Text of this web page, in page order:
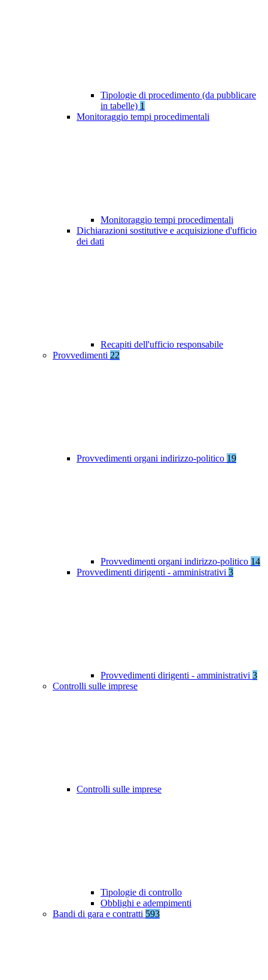
Tipologie di procedimento (da pubblicare
in tabelle) 1
Monitoraggio tempi procedimentali
Monitoraggio tempi procedimentali
Dichiarazioni sostitutive e acquisizione d'ufficio
dei dati
Recapiti dell'ufficio responsabile
Provvedimenti 22
Provvedimenti organi indirizzo-politico 19
Provvedimenti organi indirizzo-politico 14
Provvedimenti dirigenti - amministrativi 3
Provvedimenti dirigenti - amministrativi 3
Controlli sulle imprese
Controlli sulle imprese
Tipologie di controllo
Obblighi e adempimenti
Bandi di gara e contratti 593